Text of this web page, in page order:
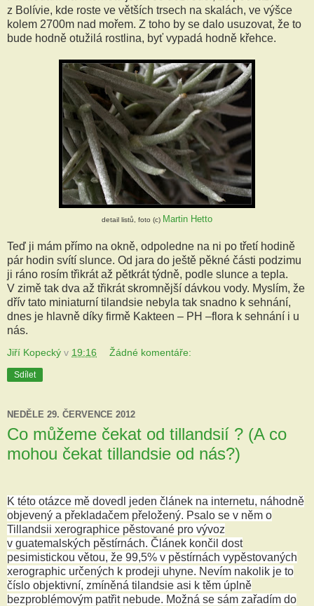
z Bolívie, kde roste ve větších trsech na skalách, ve výšce
kolem 2700m nad mořem. Z toho by se dalo usuzovat, že to
bude hodně otužilá rostlina, byť vypadá hodně křehce.
detail listů, foto (c) Martin Hetto
Teď ji mám přímo na okně, odpoledne na ni po třetí hodině
pár hodin svítí slunce. Od jara do ještě pěkné části podzimu
ji ráno rosím třikrát až pětkrát týdně, podle slunce a tepla.
V zimě tak dva až třikrát skromnější dávkou vody. Myslím, že
dřív tato miniaturní tilandsie nebyla tak snadno k sehnání,
dnes je hlavně díky firmě Kakteen – PH –flora k sehnání i u
nás.
Jiří Kopecký v 19:16 Žádné komentáře:
Sdílet
NEDĚLE 29. ČERVENCE 2012
Co můžeme čekat od tillandsií ? (A co
mohou čekat tillandsie od nás?)
K této otázce mě dovedl jeden článek na internetu, náhodně
objevený a překladačem přeložený. Psalo se v něm o
Tillandsii xerographice pěstované pro vývoz
v guatemalských pěstírnách. Článek končil dost
pesimistickou větou, že 99,5% v pěstírnách vypěstovaných
xerographic určených k prodeji uhyne. Nevím nakolik je to
číslo objektivní, zmíněná tilandsie asi k těm úplně
bezproblémovým patřit nebude. Možná se sám zařadím do